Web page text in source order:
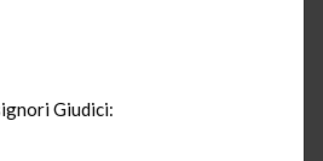
Giudici: